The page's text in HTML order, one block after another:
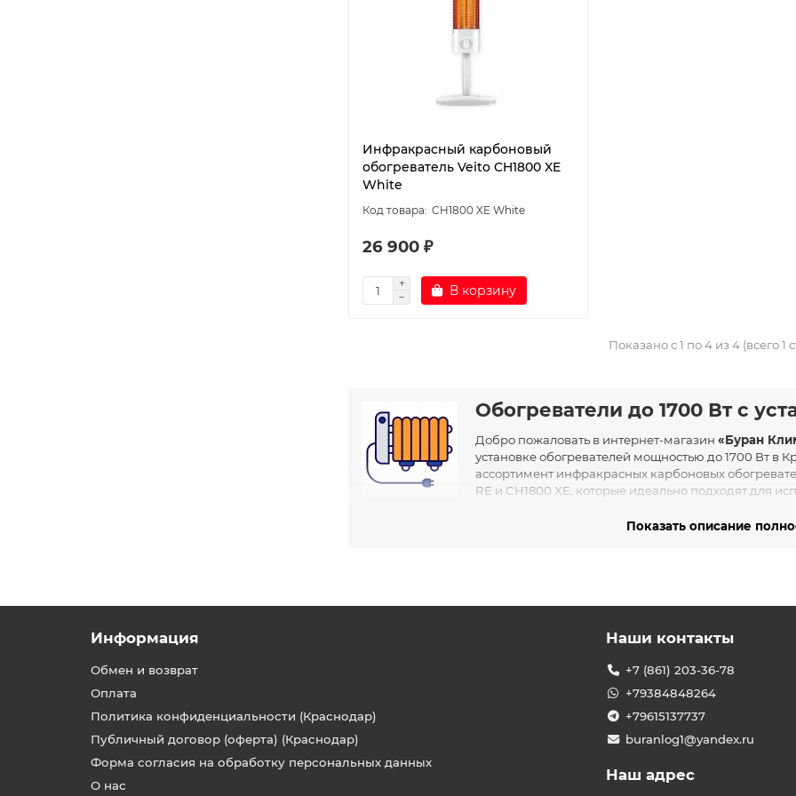
Инфракрасный карбоновый
обогреватель Veito CH1800 XE
White
CH1800 XE White
26 900 ₽
В корзину
Показано с 1 по 4 из 4 (всего 1
Обогреватели до 1700 Вт с
Добро пожаловать в интернет-магазин «Буран
установке обогревателей мощностью до 1700 Вт
ассортимент инфракрасных карбоновых
RE и CH1800 XE, которые идеально подходят для
В нашем каталоге представлены различные типы обогревателей,
Напольные карбоновые обогреватели— мобильные
Модели Veito CH1800 RE и CH1800 XE
Мы рекомендуем обратить внимание на следующие модели:
Показать описание
Информация
Обмен и возврат
Оплата
Политика конфиденциальности (Краснодар)
Публичный договор (оферта) (Краснодар)
Форма согласия на обработку персональных данных
О нас
Наши контакты
+7 (861) 203-36-78
+79384848264
+79615137737
buranlog1@yandex.ru
Наш адрес